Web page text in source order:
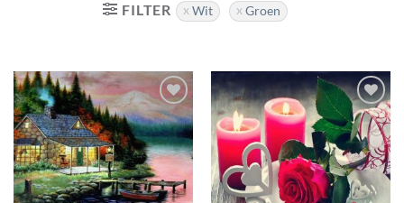
FILTER
Wit Groen
Toevoegen
aan
wenslijst
Toevoegen
aan
wenslijst